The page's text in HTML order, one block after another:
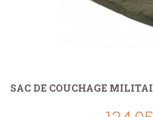
SAC DE COUCHAGE